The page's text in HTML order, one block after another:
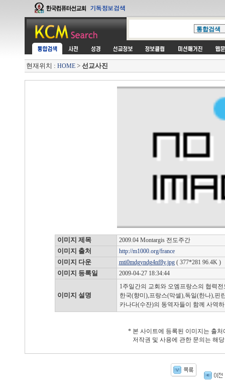
현재위치 : HOME > 선교사진
이미지 제목 2009.04 Montargis 전도주간
이미지 출처 http://m1000.org/france
이미지 다운 mti0mdgyndg4nf8y.jpg( 377*281 96.4K )
이미지 등록일 2009-04-27 18:34:44
이미지 설명
1주일간의 교회와 오엠프랑스의 협력전
한국(향미),프랑스(막셀),독일(한나),핀
카나다(수잔)의 동역자들이 함께 사역
* 본 사이트에 등록된 이미지는 출
저작권 및 사용에 관한 문의는 해